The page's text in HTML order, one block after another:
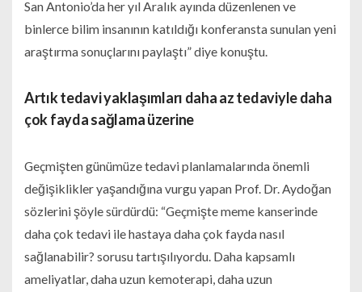
San Antonio’da her yıl Aralık ayında düzenlenen ve
binlerce bilim insanının katıldığı konferansta sunulan yeni
araştırma sonuçlarını paylaştı” diye konuştu.
Artık tedavi yaklaşımları daha az tedaviyle daha
çok fayda sağlama üzerine
Geçmişten günümüze tedavi planlamalarında önemli
değişiklikler yaşandığına vurgu yapan Prof. Dr. Aydoğan
sözlerini şöyle sürdürdü: “Geçmişte meme kanserinde
daha çok tedavi ile hastaya daha çok fayda nasıl
sağlanabilir? sorusu tartışılıyordu. Daha kapsamlı
ameliyatlar, daha uzun kemoterapi, daha uzun